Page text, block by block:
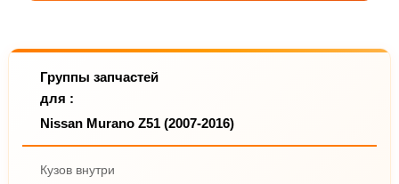
Группы запчастей
для :
Nissan Murano Z51 (2007-2016)
Кузов внутри